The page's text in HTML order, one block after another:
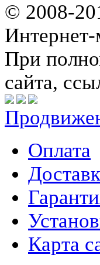
© 2008-
При
сайта,
Оплата
Карта